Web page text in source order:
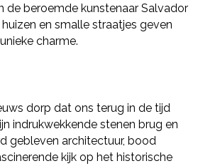
de beroemde kunstenaar Salvador
en smalle straatjes geven
charme.
dorp dat ons terug in de tijd
indrukwekkende stenen brug en
gebleven architectuur, bood
kijk op het historische